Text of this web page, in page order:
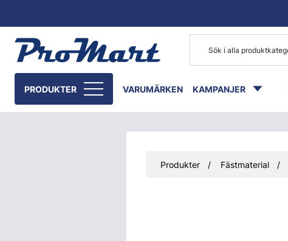
PRODUKTER VARUMÄRKEN KAMPANJER
Produkter Fästmaterial